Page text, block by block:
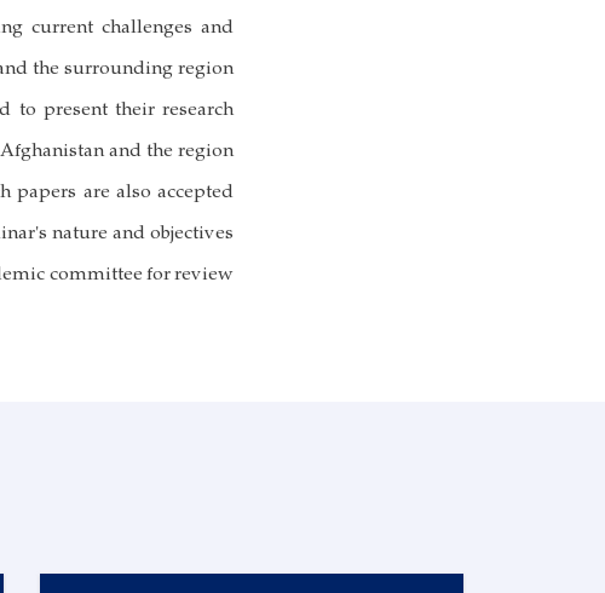
current challenges and
the surrounding region.
to present their research
and the region.
papers are also accepted
nature and objectives.
committee for review.